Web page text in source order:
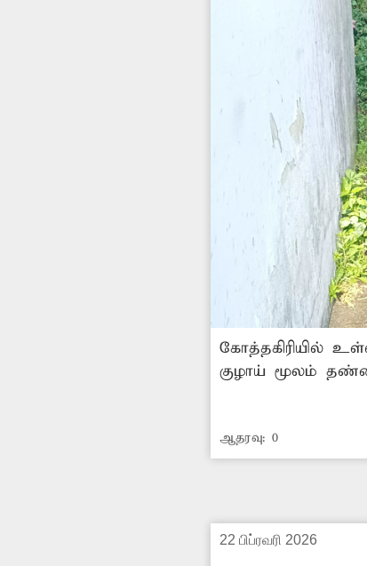
கோத்தகிரியில்
குழாய் மூலம்
இதனால் மின்
சீரமைத்து
ஆதரவு: 0
22 பிப்ரவரி 2026